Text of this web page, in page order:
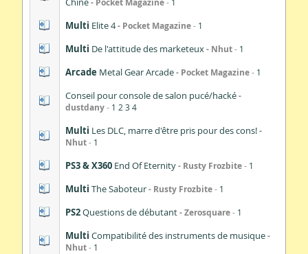
Pocket Magazine
Multi Elite 4 Pocket Magazine 1
Multi De l'attitude des marketeux Nhut 1
Arcade Metal Gear Arcade Pocket Magazine 1
Conseil pour console de salon pucé/hacké
dustdany 1 2 34
Multi Les DLC, marre d'être pris pour des cons!
Nhut 1
PS3 & X360 End Of Eternity Rusty Frozbite 1
Multi The Saboteur Rusty Frozbite 1
PS2Questions de débutant Zerosquare 1
Multi Compatibilité des instruments de musique
Nhut 1